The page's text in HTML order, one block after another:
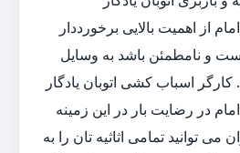
از اهمیت بالایی برخورددار
و نامطمئن باشد به وسایل
اسباب کشی اتوبان یادگار
در رضایت بار در این زمینه
توانید تمامی اثاثیه تان را به